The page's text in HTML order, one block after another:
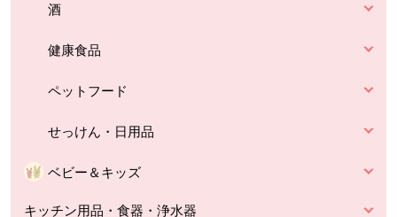
酒
健康食品
ペットフード
せっけん・日用品
ベビー＆キッズ
キッチン用品・食器・浄水器